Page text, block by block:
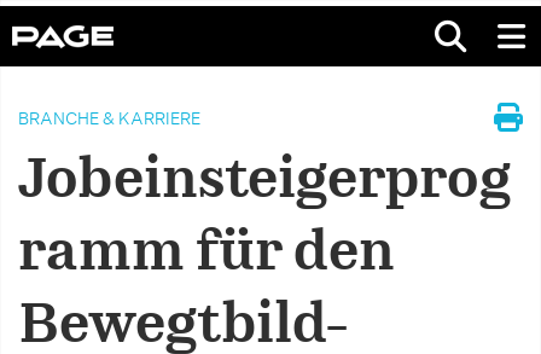
BRANCHE & KARRIERE
Jobeinsteigerprog
ramm für den
Bewegtbild-